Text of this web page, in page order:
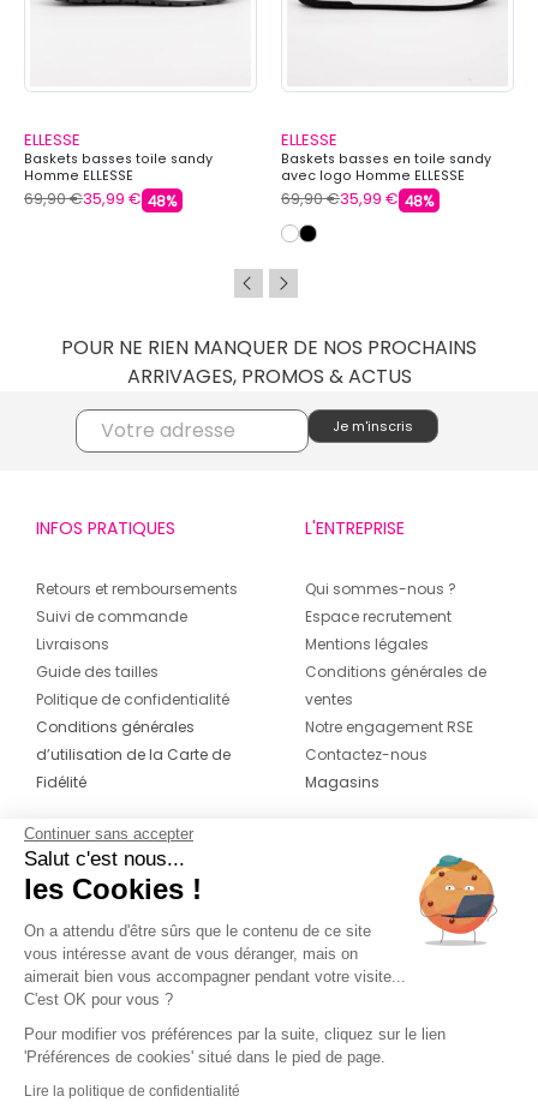
ELLESSE
Baskets basses toile sandy
Homme ELLESSE
69,90 €35,99 € 48%
ELLESSE
Baskets basses en toile sandy
avec logo Homme ELLESSE
69,90 €35,99 € 48%
POUR NE RIEN MANQUER DE NOS PROCHAINS
ARRIVAGES, PROMOS & ACTUS
INFOS PRATIQUES
Retours et remboursements
Suivi de commande
Livraisons
Guide des tailles
Politique de confidentialité
Conditions générales
d’utilisation de la Carte de
Fidélité
L'ENTREPRISE
Qui sommes-nous ?
Espace recrutement
Mentions légales
Conditions générales de
ventes
Notre engagement RSE
Contactez-nous
Magasins
CONTACT
04 42 20 78 42
Du lundi au jeudi de 8h30 à 16h30 & le
vendredi de 8h30 à 15h30
Continuer sans accepter
Salut c'est nous...
les Cookies !
On a attendu d'être sûrs que le contenu de ce site
vous intéresse avant de vous déranger, mais on
aimerait bien vous accompagner pendant votre visite...
C'est OK pour vous ?
Pour modifier vos préférences par la suite, cliquez sur le lien
'Préférences de cookies' situé dans le pied de page.
Lire la politique de confidentialité